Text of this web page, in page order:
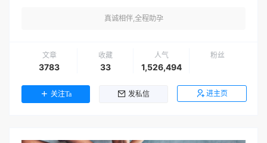
真诚相伴,全程助孕
文章
3783
收藏
33
人气
1,526,494
粉丝
关注Ta 发私信 进主页